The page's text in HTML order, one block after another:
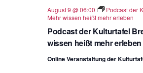
Podcast der Kulturtafel
wissen heißt mehr erleben
August 9 @ 06:00
Podcast der
Mehr wissen heißt mehr erleben
Online Veranstaltung der